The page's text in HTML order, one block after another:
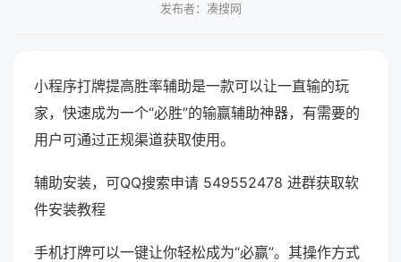
发布者：凑搜网
小程序打牌提高胜率辅助是一款可以让一直输的玩
家，快速成为一个“必胜”的输赢辅助神器，有需要的
用户可通过正规渠道获取使用。
辅助安装，可QQ搜索申请 549552478 进群获取软
件安装教程
手机打牌可以一键让你轻松成为“必赢”。其操作方式